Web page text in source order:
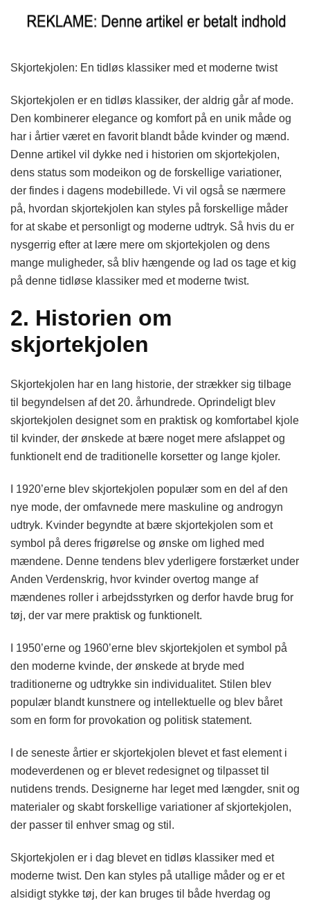
Skjortekjolen: En tidløs klassiker med et moderne twist
Skjortekjolen er en tidløs klassiker, der aldrig går af mode.
Den kombinerer elegance og komfort på en unik måde og
har i årtier været en favorit blandt både kvinder og mænd.
Denne artikel vil dykke ned i historien om skjortekjolen,
dens status som modeikon og de forskellige variationer,
der findes i dagens modebillede. Vi vil også se nærmere
på, hvordan skjortekjolen kan styles på forskellige måder
for at skabe et personligt og moderne udtryk. Så hvis du er
nysgerrig efter at lære mere om skjortekjolen og dens
mange muligheder, så bliv hængende og lad os tage et kig
på denne tidløse klassiker med et moderne twist.
2. Historien om
skjortekjolen
Skjortekjolen har en lang historie, der strækker sig tilbage
til begyndelsen af det 20. århundrede. Oprindeligt blev
skjortekjolen designet som en praktisk og komfortabel kjole
til kvinder, der ønskede at bære noget mere afslappet og
funktionelt end de traditionelle korsetter og lange kjoler.
I 1920’erne blev skjortekjolen populær som en del af den
nye mode, der omfavnede mere maskuline og androgyn
udtryk. Kvinder begyndte at bære skjortekjolen som et
symbol på deres frigørelse og ønske om lighed med
mændene. Denne tendens blev yderligere forstærket under
Anden Verdenskrig, hvor kvinder overtog mange af
mændenes roller i arbejdsstyrken og derfor havde brug for
tøj, der var mere praktisk og funktionelt.
I 1950’erne og 1960’erne blev skjortekjolen et symbol på
den moderne kvinde, der ønskede at bryde med
traditionerne og udtrykke sin individualitet. Stilen blev
populær blandt kunstnere og intellektuelle og blev båret
som en form for provokation og politisk statement.
I de seneste årtier er skjortekjolen blevet et fast element i
modeverdenen og er blevet redesignet og tilpasset til
nutidens trends. Designerne har leget med længder, snit og
materialer og skabt forskellige variationer af skjortekjolen,
der passer til enhver smag og stil.
Skjortekjolen er i dag blevet en tidløs klassiker med et
moderne twist. Den kan styles på utallige måder og er et
alsidigt stykke tøj, der kan bruges til både hverdag og